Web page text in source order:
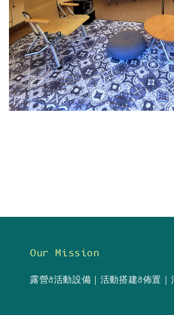
Our Mission
露營&活動設備｜活動搭建&佈置｜